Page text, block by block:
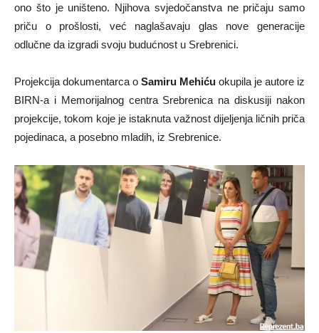
ono što je uništeno. Njihova svjedočanstva ne pričaju samo
priču o prošlosti, već naglašavaju glas nove generacije
odlučne da izgradi svoju budućnost u Srebrenici.
Projekcija dokumentarca o Samiru Mehiću okupila je autore iz
BIRN-a i Memorijalnog centra Srebrenica na diskusiji nakon
projekcije, tokom koje je istaknuta važnost dijeljenja ličnih priča
pojedinaca, a posebno mladih, iz Srebrenice.